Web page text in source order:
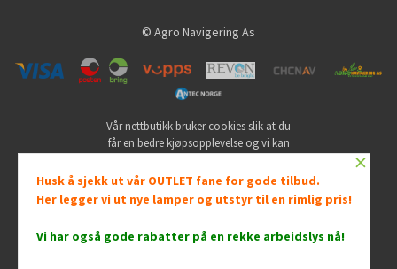
© Agro Navigering As
Vår nettbutikk bruker cookies slik at du
får en bedre kjøpsopplevelse og vi kan
hovedsaklig til å lagre
innloggingsdetaljer og huske hva du
har puttet i handlekurven din. Fortsett å
dette.Les mer
×
Husk å sjekk ut vår OUTLET fane for gode tilbud.
Her legger vi ut nye lamper og utstyr til en rimlig pris!
Vi har også gode rabatter på en rekke arbeidslys nå!